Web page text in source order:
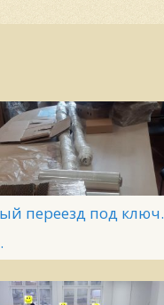
переезд под ключ.